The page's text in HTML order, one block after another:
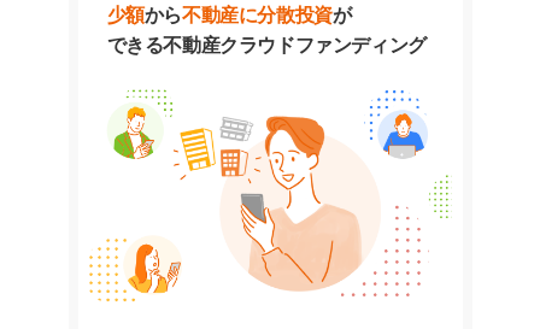
少額から不動産に分散投資が
できる不動産クラウドファンディング